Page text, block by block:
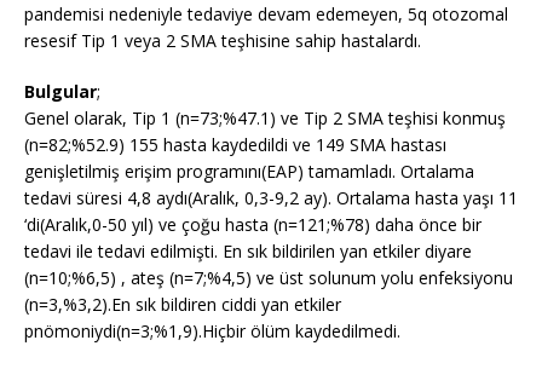
pandemisi nedeniyle tedaviye devam edemeyen, 5q otozomal
resesif Tip 1 veya 2 SMA teşhisine sahip hastalardı.
Bulgular;
Genel olarak, Tip 1 (n=73;%47.1) ve Tip 2 SMA teşhisi konmuş
(n=82;%52.9) 155 hasta kaydedildi ve 149 SMA hastası
genişletilmiş erişim programını(EAP) tamamladı. Ortalama
tedavi süresi 4,8 aydı(Aralık, 0,3-9,2 ay). Ortalama hasta yaşı 11
‘di(Aralık,0-50 yıl) ve çoğu hasta (n=121;%78) daha önce bir
tedavi ile tedavi edilmişti. En sık bildirilen yan etkiler diyare
(n=10;%6,5) , ateş (n=7;%4,5) ve üst solunum yolu enfeksiyonu
(n=3,%3,2).En sık bildiren ciddi yan etkiler
pnömoniydi(n=3;%1,9).Hiçbir ölüm kaydedilmedi.